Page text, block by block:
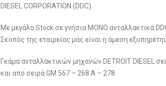
DIESEL CORPORATION (DDC).
Με μεγάλο Stock σε γνήσια ΜΟΝΟ ανταλλακτικά
Σκοπός της εταιρείας μας είναι η άμεση
Γκάμα ανταλλακτικών μηχανών DETROIT DIESEL
και από σειρά GM 567 – 268 Α – 278.